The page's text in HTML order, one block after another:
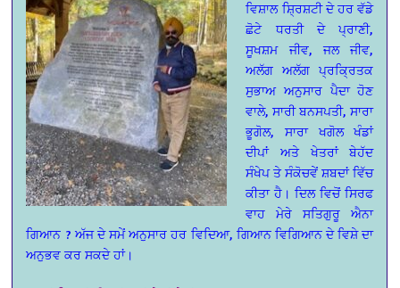
ਵਿਸ਼ਾਲ ਸ਼੍ਰਿਸ਼ਟੀ ਦੇ ਹਰ ਵੱਡੇ
ਛੋਟੇ ਧਰਤੀ ਦੇ ਪ੍ਰਾਣੀ,
ਸੂਖਸ਼ਮ ਜੀਵ, ਜਲ ਜੀਵ,
ਅਲੱਗ ਅਲੱਗ ਪ੍ਰਕ੍ਰਿਤਕ
ਸੁਭਾਅ ਅਨੁਸਾਰ ਪੈਦਾ ਹੋਣ
ਵਾਲੇ, ਸਾਰੀ ਬਨਸਪਤੀ, ਸਾਰਾ
ਭੂਗੋਲ, ਸਾਰਾ ਖਗੋਲ ਖੰਡਾਂ
ਦੀਪਾਂ ਅਤੇ ਖੇਤਰਾਂ ਬੇਹੱਦ
ਸੰਖੇਪ ਤੇ ਸੰਕੋਚਵੇਂ ਸ਼ਬਦਾਂ ਵਿੱਚ
ਕੀਤਾ ਹੈ। ਦਿਲ ਵਿਚੋਂ ਸਿਰਫ
ਵਾਹ ਮੇਰੇ ਸਤਿਗੁਰੂ ਐਨਾ
ਗਿਆਨ ? ਅੱਜ ਦੇ ਸਮੇਂ ਅਨੁਸਾਰ ਹਰ ਵਿਦਿਆ, ਗਿਆਨ ਵਿਗਿਆਨ ਦੇ ਵਿਸ਼ੇ ਦਾ
ਅਨੁਭਵ ਕਰ ਸਕਦੇ ਹਾਂ।